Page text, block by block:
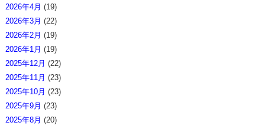
2026年4月 (19)
2026年3月 (22)
2026年2月 (19)
2026年1月 (19)
2025年12月 (22)
2025年11月 (23)
2025年10月 (23)
2025年9月 (23)
2025年8月 (20)